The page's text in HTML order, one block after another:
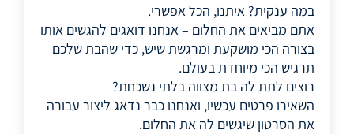
במה ענקית? איתנו, הכל אפשרי.
אתם מביאים את החלום – אנחנו דואגים להגשים אותו
בצורה הכי מושקעת ומרגשת שיש, כדי שהבת שלכם
תרגיש הכי מיוחדת בעולם.
רוצים לתת לה בת מצווה בלתי נשכחת?
השאירו פרטים עכשיו, ואנחנו כבר נדאג ליצור עבורה
את הסרטון שיגשים לה את החלום.